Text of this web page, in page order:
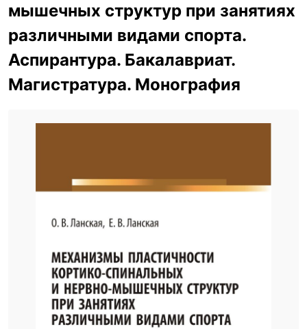
мышечных структур при занятиях
различными видами спорта.
Аспирантура. Бакалавриат.
Магистратура. Монография